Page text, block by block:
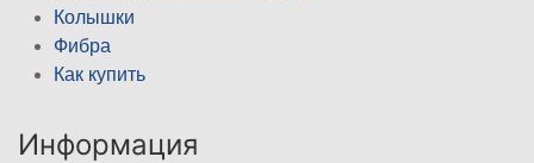
Колышки
Фибра
Как купить
Информация